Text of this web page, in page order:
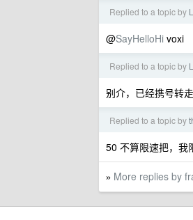
Replied to a topic by
@SayHelloHi voxi
Replied to a topic by
别介，已经携号转
Replied to a topic by
50 不算限速把，我
» More replies by